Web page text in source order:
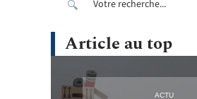
Article au top
ACTU